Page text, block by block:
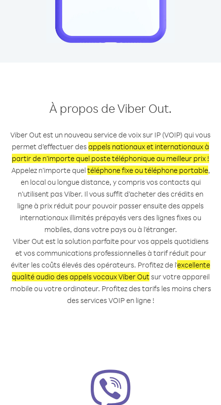
À propos de Viber Out.
Viber Out est un nouveau service de voix sur IP (VOIP) qui vous
permet d’effectuer desappels nationaux et internationaux à
partir de n’importe quel poste téléphonique au meilleur prix !
Appelez n’importe quel téléphone fixe ou téléphone portable,
en local ou longue distance, y compris vos contacts qui
n’utilisent pas Viber. Il vous suffit d’acheter des crédits en
ligne à prix réduit pour pouvoir passer ensuite des appels
internationaux illimités prépayés vers des lignes fixes ou
mobiles, dans votre pays ou à l’étranger.
Viber Out est la solution parfaite pour vos appels quotidiens
et vos communications professionnelles à tarif réduit pour
éviter les coûts élevés des opérateurs. Profitez de l'excellente
qualité audio des appels vocaux Viber Outsur votre appareil
mobile ou votre ordinateur. Profitez des tarifs les moins chers
des services VOIP en ligne !